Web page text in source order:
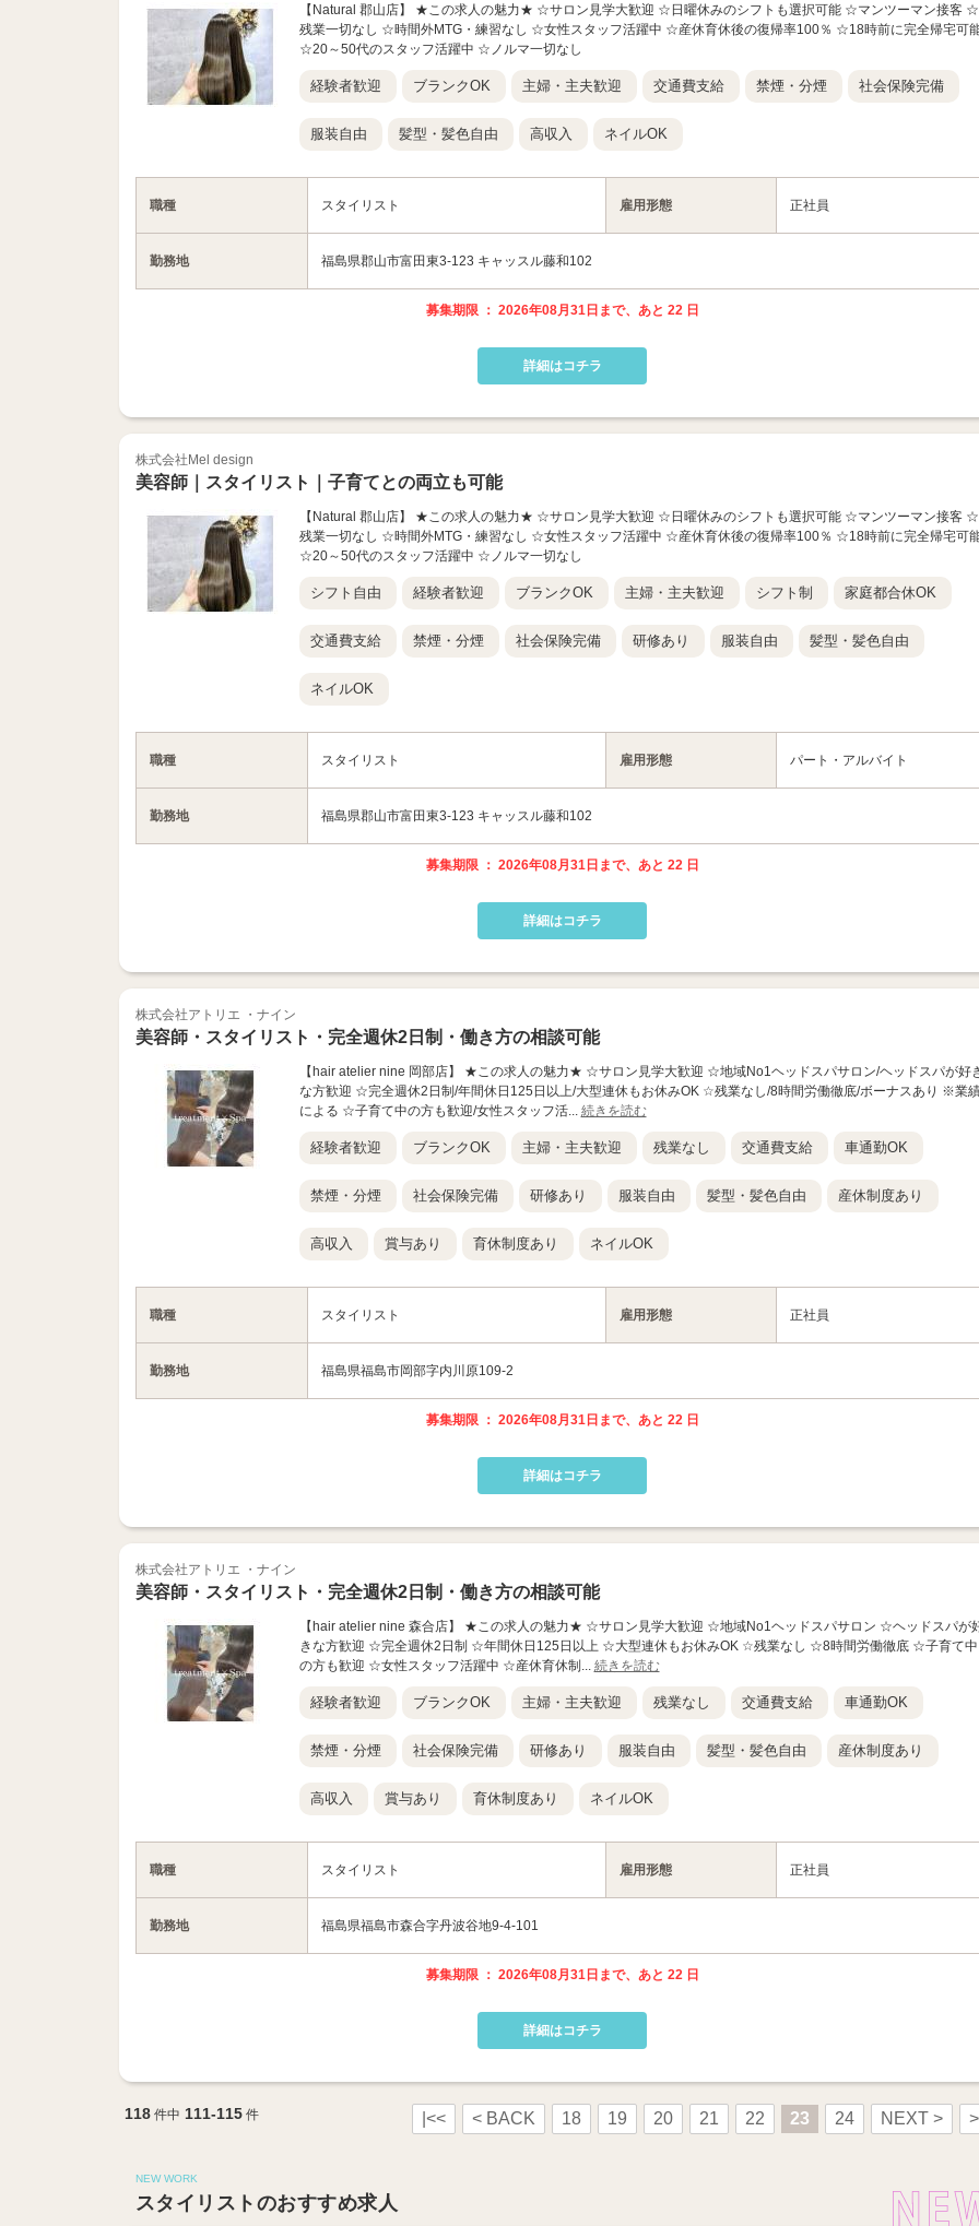
【Natural 郡山店】 ★この求人の魅力★ ☆サロン見学大歓迎 ☆日曜休みのシフトも選択可能 ☆マンツーマン接客 ☆
残業一切なし ☆時間外MTG・練習なし ☆女性スタッフ活躍中 ☆産休育休後の復帰率100％ ☆18時前に完全帰宅可
☆20～50代のスタッフ活躍中 ☆ノルマ一切なし
経験者歓迎 ブランクOK 主婦・主夫歓迎 交通費支給 禁煙・分煙 社会保険完備
服装自由 髪型・髪色自由 高収入 ネイルOK
職種 スタイリスト 雇用形態 正社員
勤務地 福島県郡山市富田東3-123 キャッスル藤和102
募集期限 ： 2026年08月31日まで、あと 22 日
詳細はコチラ
株式会社Mel design
美容師｜スタイリスト｜子育てとの両立も可能
【Natural 郡山店】 ★この求人の魅力★ ☆サロン見学大歓迎 ☆日曜休みのシフトも選択可能 ☆マンツーマン接客 ☆
残業一切なし ☆時間外MTG・練習なし ☆女性スタッフ活躍中 ☆産休育休後の復帰率100％ ☆18時前に完全帰宅可
☆20～50代のスタッフ活躍中 ☆ノルマ一切なし
シフト自由 経験者歓迎 ブランクOK 主婦・主夫歓迎 シフト制 家庭都合休OK
交通費支給 禁煙・分煙 社会保険完備 研修あり 服装自由 髪型・髪色自由
ネイルOK
職種 スタイリスト 雇用形態 パート・アルバイト
勤務地 福島県郡山市富田東3-123 キャッスル藤和102
募集期限 ： 2026年08月31日まで、あと 22 日
詳細はコチラ
株式会社アトリエ ・ナイン
美容師・スタイリスト・完全週休2日制・働き方の相談可能
【hair atelier nine 岡部店】 ★この求人の魅力★ ☆サロン見学大歓迎 ☆地域No1ヘッドスパサロン/ヘッドスパが好
な方歓迎 ☆完全週休2日制/年間休日125日以上/大型連休もお休みOK ☆残業なし/8時間労働徹底/ボーナスあり ※業
による ☆子育て中の方も歓迎/女性スタッフ活... 続きを読む
経験者歓迎 ブランクOK 主婦・主夫歓迎 残業なし 交通費支給 車通勤OK
禁煙・分煙 社会保険完備 研修あり 服装自由 髪型・髪色自由 産休制度あり
高収入 賞与あり 育休制度あり ネイルOK
職種 スタイリスト 雇用形態 正社員
勤務地 福島県福島市岡部字内川原109-2
募集期限 ： 2026年08月31日まで、あと 22 日
詳細はコチラ
株式会社アトリエ ・ナイン
美容師・スタイリスト・完全週休2日制・働き方の相談可能
【hair atelier nine 森合店】 ★この求人の魅力★ ☆サロン見学大歓迎 ☆地域No1ヘッドスパサロン ☆ヘッドスパが
きな方歓迎 ☆完全週休2日制 ☆年間休日125日以上 ☆大型連休もお休みOK ☆残業なし ☆8時間労働徹底 ☆子育て中
の方も歓迎 ☆女性スタッフ活躍中 ☆産休育休制... 続きを読む
経験者歓迎 ブランクOK 主婦・主夫歓迎 残業なし 交通費支給 車通勤OK
禁煙・分煙 社会保険完備 研修あり 服装自由 髪型・髪色自由 産休制度あり
高収入 賞与あり 育休制度あり ネイルOK
職種 スタイリスト 雇用形態 正社員
勤務地 福島県福島市森合字丹波谷地9-4-101
募集期限 ： 2026年08月31日まで、あと 22 日
詳細はコチラ
118件中 111-115件 |<< < BACK 18 19 20 21 22 23 24 NEXT >
NEW WORK
スタイリストのおすすめ求人